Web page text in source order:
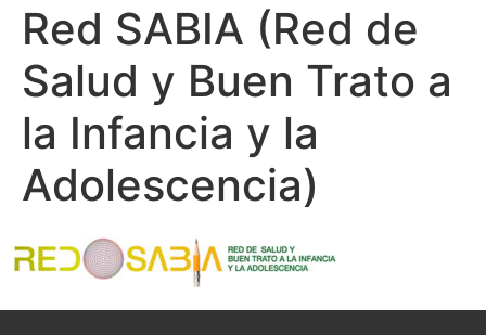
Red SABIA (Red de
Salud y Buen Trato a
la Infancia y la
Adolescencia)